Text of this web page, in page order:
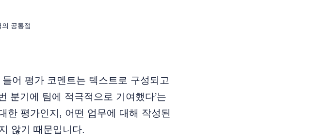
공통점
어 평가 코멘트는 텍스트로 구성되고
분기에 팀에 적극적으로 기여했다’는
한 평가인지, 어떤 업무에 대해 작성된
않기 때문입니다.